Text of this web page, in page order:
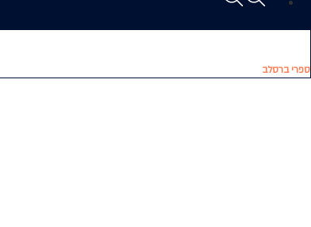
ספרי ברסלב